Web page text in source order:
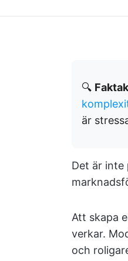
🔍
är
Det är inte
Att skapa
verkar.
och